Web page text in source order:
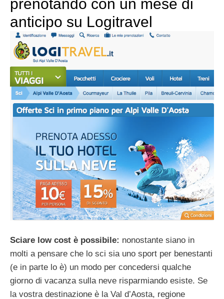
prenotando con un mese di
anticipo su Logitravel
Sciare low cost è possibile: nonostante siano in
molti a pensare che lo sci sia uno sport per benestanti
(e in parte lo è) un modo per concedersi qualche
giorno di vacanza sulla neve risparmiando esiste. Se
la vostra destinazione è la Val d’Aosta, regione